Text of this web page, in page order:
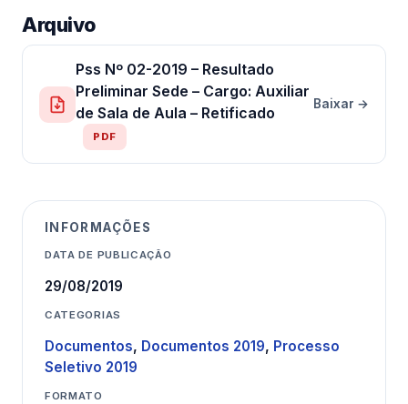
Arquivo
Pss Nº 02-2019 – Resultado
Preliminar Sede – Cargo: Auxiliar
de Sala de Aula – Retificado
PDF
Baixar →
INFORMAÇÕES
DATA DE PUBLICAÇÃO
29/08/2019
CATEGORIAS
Documentos, Documentos 2019, Processo
Seletivo 2019
FORMATO